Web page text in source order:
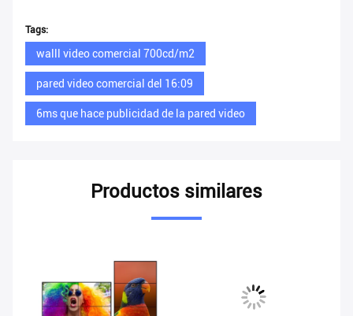
Tags:
walll video comercial 700cd/m2
pared video comercial del 16:09
6ms que hace publicidad de la pared video
Productos similares